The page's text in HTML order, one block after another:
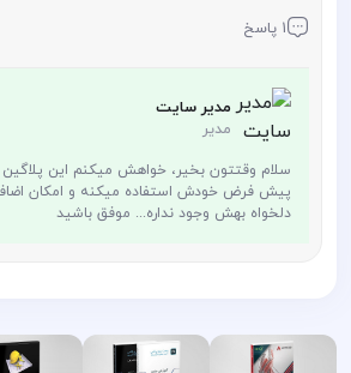
1 پاسخ
مدیر سایت
مدیر
سلام وقتتون بخیر، خواهش میکنم این پلاگین
پیش فرض خودش استفاده میکنه و امکان
دلخواه بهش وجود نداره... موفق باشید